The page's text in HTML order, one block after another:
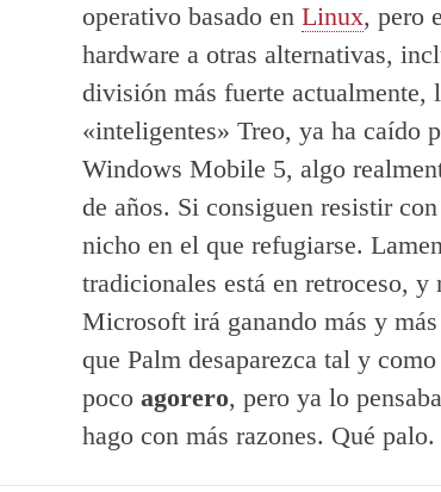
operativo basado en Linux, pero
hardware a otras alternativas,
división más fuerte actualmente,
«inteligentes» Treo, ya ha caído
Windows Mobile 5, algo
de años. Si consiguen resistir
nicho en el que refugiarse.
tradicionales está en retroceso,
Microsoft irá ganando más y
que Palm desaparezca tal y
poco agorero, pero ya lo
hago con más razones. Qué palo.